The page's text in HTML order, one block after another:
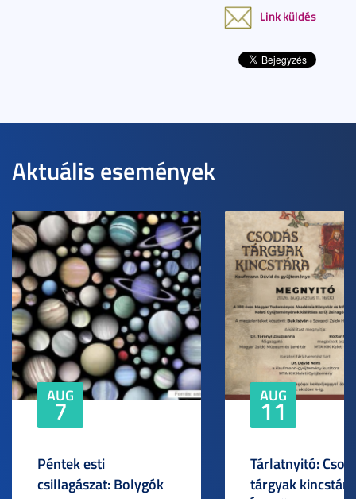
Link küldés
Aktuális események
AUG
7
Péntek esti
csillagászat: Bolygók
AUG
11
Tárlatnyitó:
tárgyak